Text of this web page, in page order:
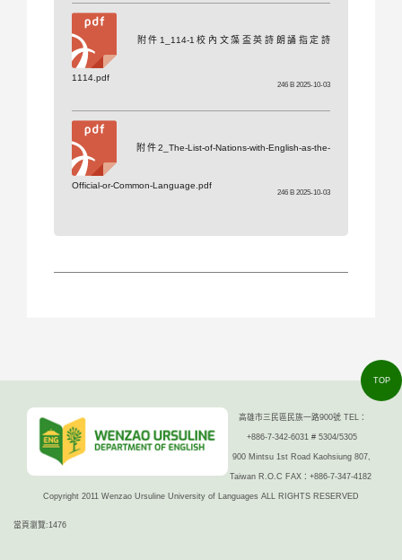
附件1_114-1校內文藻盃英詩朗誦指定詩
1114.pdf
246 B 2025-10-03
附件2_The-List-of-Nations-with-English-as-the-
Official-or-Common-Language.pdf
246 B 2025-10-03
高雄市三民區民族一路900號 TEL：
+886-7-342-6031 # 5304/5305
900 Mintsu 1st Road Kaohsiung 807,
Taiwan R.O.C FAX：+886-7-347-4182
Copyright 2011 Wenzao Ursuline University of Languages ALL RIGHTS RESERVED
當頁瀏覽:1476
TOP